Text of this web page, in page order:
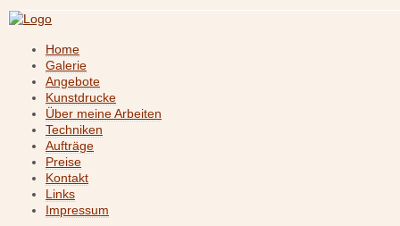
Home
Galerie
Angebote
Kunstdrucke
Über meine Arbeiten
Techniken
Aufträge
Preise
Kontakt
Links
Impressum